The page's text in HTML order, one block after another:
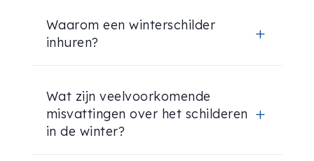
Waarom een winterschilder
inhuren?
L
Wat zijn veelvoorkomende
misvattingen over het schilderen
in de winter?
L